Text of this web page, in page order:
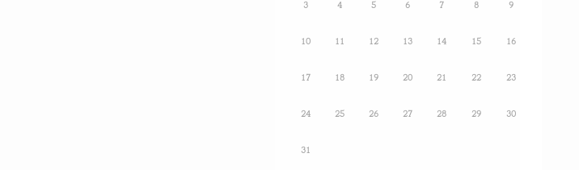
3 4 5 6 7 8 9
10 11 12 13 14 15 16
17 18 19 20 21 22 23
24 25 26 27 28 29 30
31